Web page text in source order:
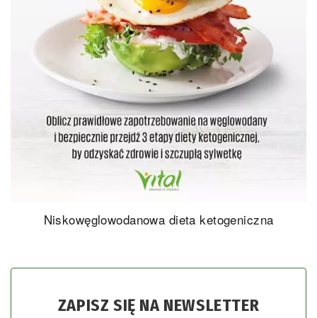
Niskowęglowodanowa dieta ketogeniczna
ZAPISZ SIĘ NA NEWSLETTER